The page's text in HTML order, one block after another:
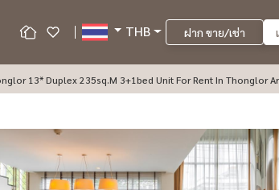
THB ฝาก ขาย/เช่า
*Pet Friendly Apartment In Thonglor 13* Duplex 235sq.m 3+1bed Unit For Rent In Thonglor